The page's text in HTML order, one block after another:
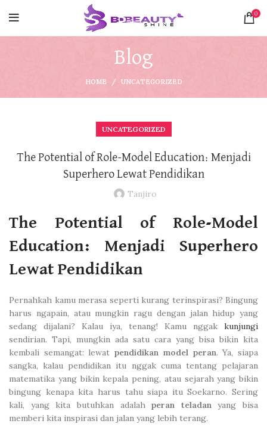
0
Blog
HOME UNCATEGORIZED
UNCATEGORIZED
The Potential of Role-Model Education: Menjadi
Superhero Lewat Pendidikan
Tanjiro
The Potential of Role-Model
Education: Menjadi Superhero
Lewat Pendidikan
Pernahkah kamu merasa seperti kurang terinspirasi? Bingung
harus ngapain, atau mungkin ragu dengan jalan hidup yang
sedang dijalani? Kalau iya, tenang! Kamu nggak kunjungi
sendirian. Tapi, mungkin ada satu cara yang bisa bikin kita
kembali semangat: lewatpendidikan model peran. Ya, siapa
sangka, kalau pendidikan itu nggak cuma tentang pelajaran
matematika yang bikin kepala pening, atau sejarah yang bikin
bingung kenapa kita harus tahu siapa itu Soekarno. Sering
kali, yang kita butuhkan adalahperan teladanyang bisa
memberi kita inspirasi dan jalan yang lebih terang.